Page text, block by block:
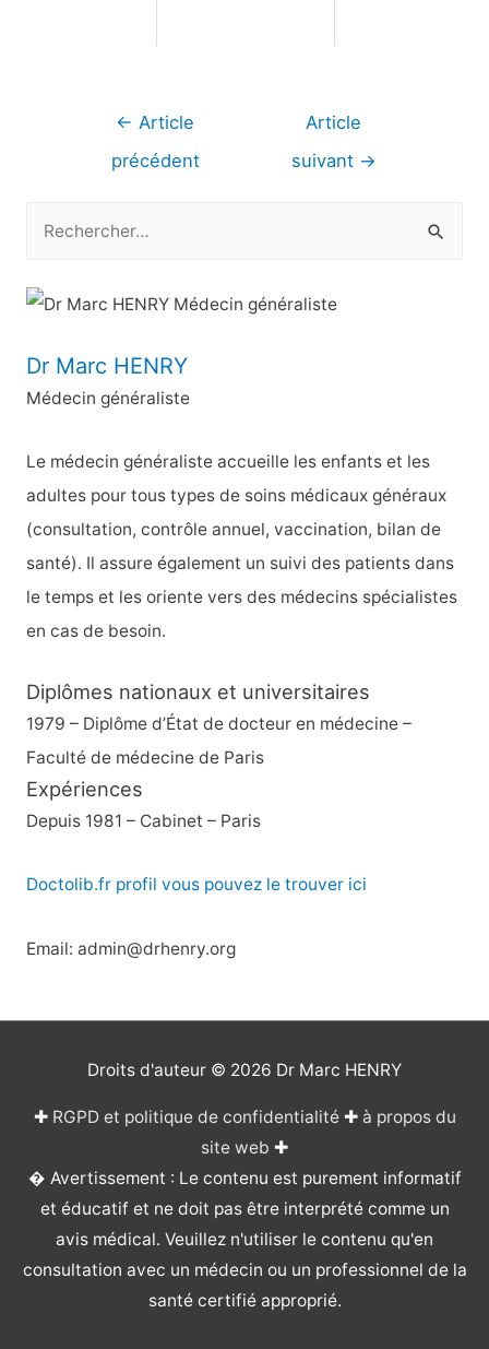
Navigation
← Article
précédent
Article
suivant →
c
e
r
h
e
r
:
Dr Marc HENRY
Médecin généraliste
Le médecin généraliste accueille les enfants et les
adultes pour tous types de soins médicaux généraux
(consultation, contrôle annuel, vaccination, bilan de
santé). Il assure également un suivi des patients dans
le temps et les oriente vers des médecins spécialistes
en cas de besoin.
Diplômes nationaux et universitaires
1979 – Diplôme d’État de docteur en médecine –
Faculté de médecine de Paris
Expériences
Depuis 1981 – Cabinet – Paris
Doctolib.fr profil vous pouvez le trouver ici
Email: admin@drhenry.org
Droits d'auteur © 2026 Dr Marc HENRY
✚ RGPD et politique de confidentialité✚ à propos du
site web ✚
� Avertissement : Le contenu est purement informatif
et éducatif et ne doit pas être interprété comme un
avis médical. Veuillez n'utiliser le contenu qu'en
consultation avec un médecin ou un professionnel de la
santé certifié approprié.